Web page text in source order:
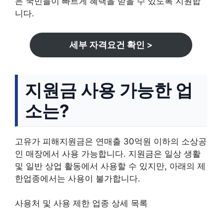
니다.
세부 자격요건 확인 >
지원금 사용 가능한 업
소는?
고유가 피해지원금은 연매출 30억원 이하의 소상공
인 매장에서 사용 가능합니다. 지원금은 일상 생활
및 일반 상업 활동에서 사용할 수 있지만, 아래의 제
한업종에서는 사용이 불가합니다.
사용처 및 사용 제한 업종 상세 목록